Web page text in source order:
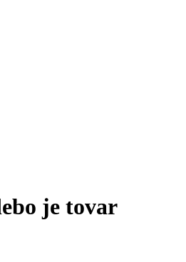
je tovar